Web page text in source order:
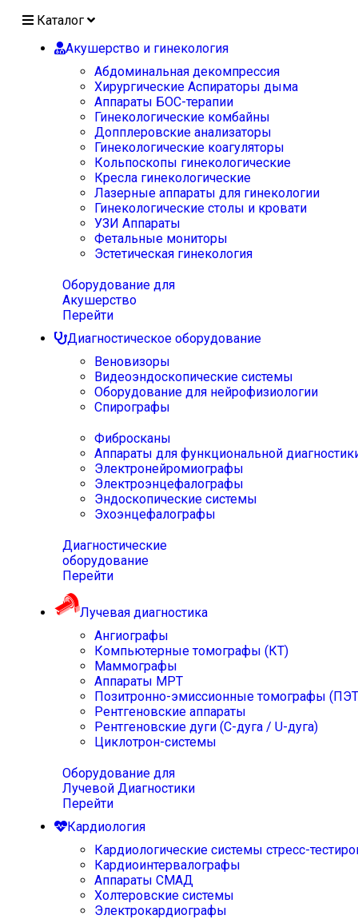
Каталог
Акушерство и гинекология
Абдоминальная декомпрессия
Хирургические Аспираторы дыма
Аппараты БОС-терапии
Гинекологические комбайны
Допплеровские анализаторы
Гинекологические коагуляторы
Кольпоскопы гинекологические
Кресла гинекологические
Лазерные аппараты для гинекологии
Гинекологические столы и кровати
УЗИ Аппараты
Фетальные мониторы
Эстетическая гинекология
Оборудование для
Акушерство
Перейти
Диагностическое оборудование
Веновизоры
Видеоэндоскопические системы
Оборудование для нейрофизиологии
Спирографы
Фибросканы
Аппараты для функциональной
Электронейромиографы
Электроэнцефалографы
Эндоскопические системы
Эхоэнцефалографы
Диагностические
оборудование
Перейти
Лучевая диагностика
Ангиографы
Компьютерные томографы (КТ)
Маммографы
Аппараты МРТ
Позитронно-эмиссионные томографы
Рентгеновские аппараты
Рентгеновские дуги (С-дуга / U-дуга)
Циклотрон-системы
Оборудование для
Лучевой Диагностики
Перейти
Кардиология
Кардиологические системы стресс-
Кардиоинтервалографы
Аппараты СМАД
Холтеровские системы
Электрокардиографы